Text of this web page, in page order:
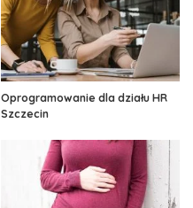
Oprogramowanie dla działu HR
Szczecin